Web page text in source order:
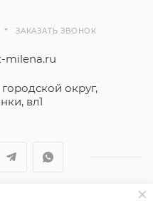
ЗАКАЗАТЬ ЗВОНОК
milena.ru
округ,
вл1
групп"